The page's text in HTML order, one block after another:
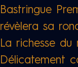
Bastringue
révèlera sa
La richesse du
Délicatement